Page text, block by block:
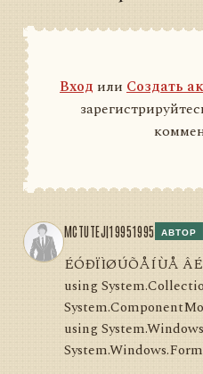
Вход или Создать
MCTUTEJ|19951995 АВТОР
ÉÓÐÏÌØÚÕÅÍÙÅ
using
using